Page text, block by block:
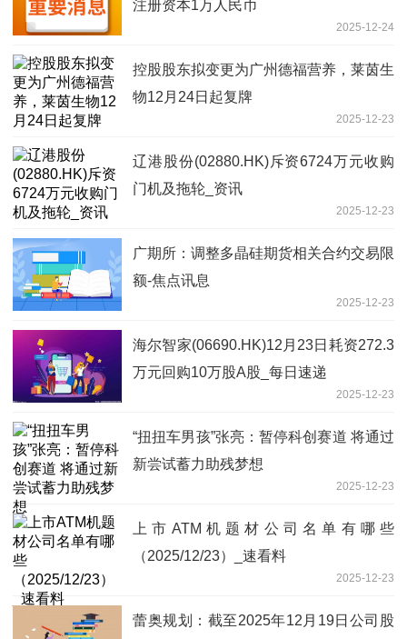
注册资本1万人民币
2025-12-24
控股股东拟变更为广州德福营养，莱茵生
物12月24日起复牌
2025-12-23
辽港股份(02880.HK)斥资6724万元收购
门机及拖轮_资讯
2025-12-23
广期所：调整多晶硅期货相关合约交易限
额-焦点讯息
2025-12-23
海尔智家(06690.HK)12月23日耗资272.3
万元回购10万股A股_每日速递
2025-12-23
“扭扭车男孩”张亮：暂停科创赛道 将通过
新尝试蓄力助残梦想
2025-12-23
上市ATM机题材公司名单有哪些
（2025/12/23）_速看料
2025-12-23
蕾奥规划：截至2025年12月19日公司股